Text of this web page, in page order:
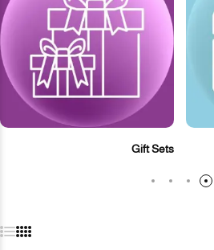
Gift Sets